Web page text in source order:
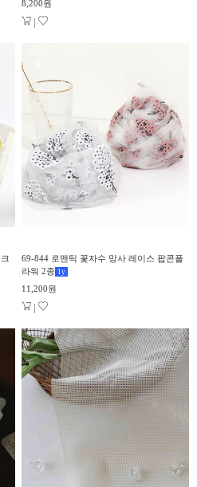
8,200원
|
69-844 로맨틱 꽃자수 망사 레이스 팝콘플
라워 2종 1 y
11,200원
|